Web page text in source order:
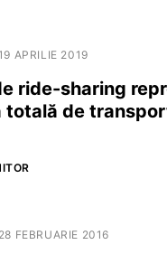
APRILIE 2019
ride-sharing
totală de
28 FEBRUARIE 2016